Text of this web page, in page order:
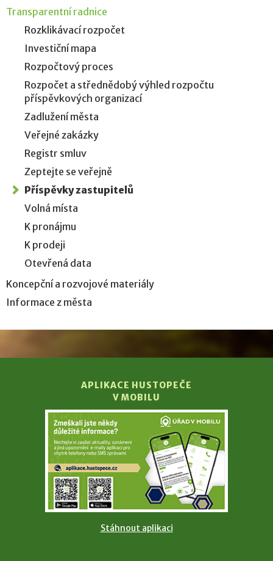
Transparentní radnice
Rozklikávací rozpočet
Investiční mapa
Rozpočtový proces
Rozpočet a střednědobý výhled rozpočtu
příspěvkových organizací
Zadlužení města
Veřejné zakázky
Registr smluv
Zeptejte se veřejně
Příspěvky zastupitelů
Volná místa
K pronájmu
K prodeji
Otevřená data
Koncepční a rozvojové materiály
Informace z města
APLIKACE HUSTOPEČE
V MOBILU
Stáhnout aplikaci